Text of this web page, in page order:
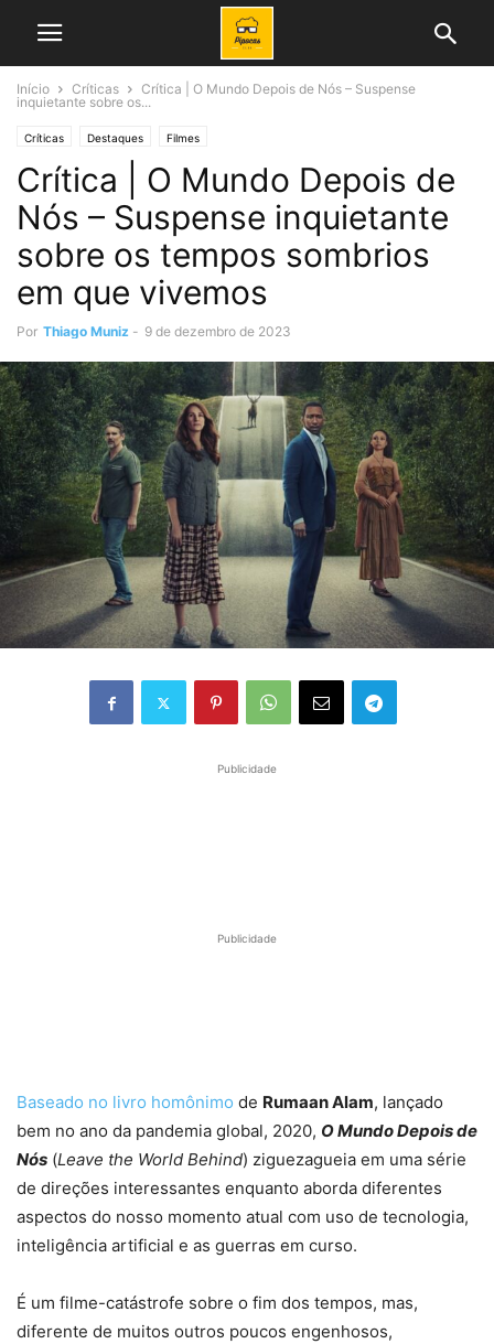
Início Críticas
Crítica | O Mundo Depois de Nós – Suspense
inquietante sobre os...
Críticas Destaques Filmes
Crítica | O Mundo Depois de
Nós – Suspense inquietante
sobre os tempos sombrios
em que vivemos
Por Thiago Muniz - 9 de dezembro de 2023
Publicidade
Publicidade
Baseado no livro homônimo de Rumaan Alam, lançado
bem no ano da pandemia global, 2020, O Mundo Depois de
Nós (Leave the World Behind) ziguezagueia em uma série
de direções interessantes enquanto aborda diferentes
aspectos do nosso momento atual com uso de tecnologia,
inteligência artificial e as guerras em curso.
É um filme-catástrofe sobre o fim dos tempos, mas,
diferente de muitos outros poucos engenhosos,